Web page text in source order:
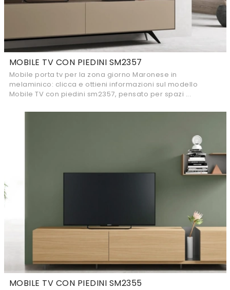
MOBILE TV CON PIEDINI SM2357
Mobile porta tv per la zona giorno Maronese in
melaminico: clicca e ottieni informazioni sul modello
Mobile TV con piedini sm2357, pensato per spazi ...
MOBILE TV CON PIEDINI SM2355